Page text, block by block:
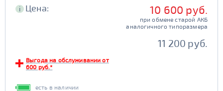
i Цена: 10 600 руб.
при обмене старой АКБ
аналогичного типоразмера
11 200 руб.
Выгода на обслуживании от
600 руб.*
есть в наличии